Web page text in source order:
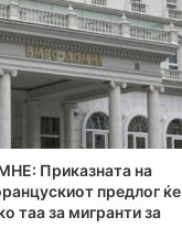
Приказната на
предлог ќе
таа за мигранти за